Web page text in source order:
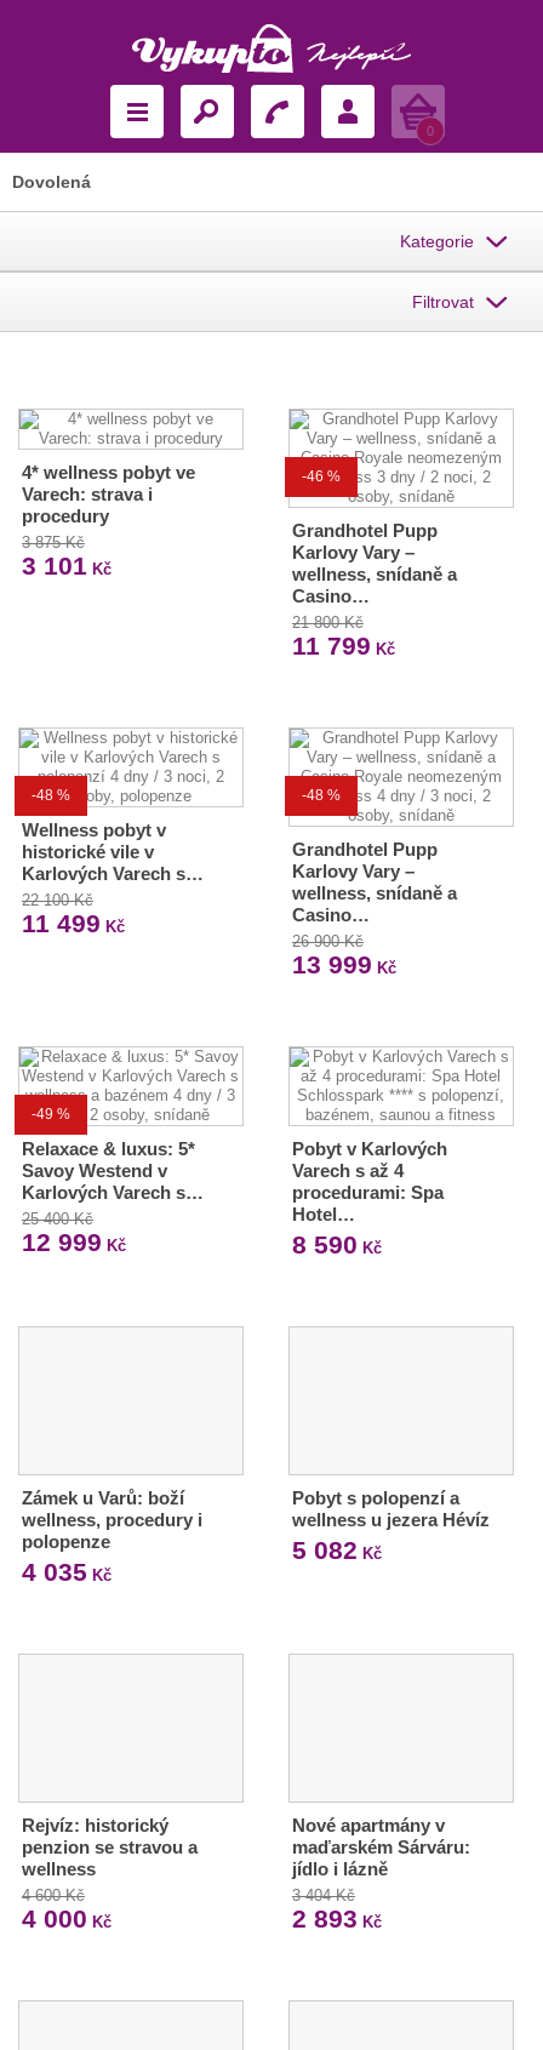
Košík
0
Dovolená
Kategorie
Filtrovat
4* wellness pobyt ve
Varech: strava i
procedury
3 875 Kč
3 101 Kč
-46 %
Grandhotel Pupp
Karlovy Vary –
wellness, snídaně a
Casino…
21 800 Kč
11 799 Kč
-48 %
Wellness pobyt v
historické vile v
Karlových Varech s…
22 100 Kč
11 499 Kč
-48 %
Grandhotel Pupp
Karlovy Vary –
wellness, snídaně a
Casino…
26 900 Kč
13 999 Kč
-49 %
Relaxace & luxus: 5*
Savoy Westend v
Karlových Varech s…
25 400 Kč
12 999 Kč
Pobyt v Karlových
Varech s až 4
procedurami: Spa
Hotel…
8 590 Kč
Zámek u Varů: boží
wellness, procedury i
polopenze
4 035 Kč
Pobyt s polopenzí a
wellness u jezera Hévíz
5 082 Kč
Rejvíz: historický
penzion se stravou a
wellness
4 600 Kč
4 000 Kč
Nové apartmány v
maďarském Sárváru:
jídlo i lázně
3 404 Kč
2 893 Kč